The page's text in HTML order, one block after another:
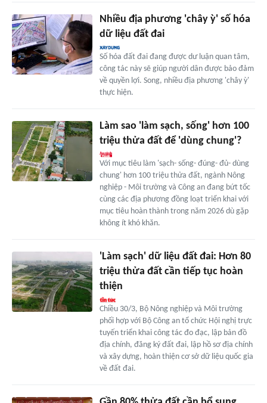
Nhiều địa phương 'chây ỳ' số hóa
dữ liệu đất đai
Số hóa đất đai đang được dư luận quan tâm,
công tác này sẽ giúp người dân được bảo đảm
về quyền lợi. Song, nhiều địa phương 'chây ỳ'
thực hiện.
Làm sao 'làm sạch, sống' hơn 100
triệu thửa đất để 'dùng chung'?
Với mục tiêu làm 'sạch- sống- đúng- đủ- dùng
chung' hơn 100 triệu thửa đất, ngành Nông
nghiệp - Môi trường và Công an đang bứt tốc
cùng các địa phương đồng loạt triển khai với
mục tiêu hoàn thành trong năm 2026 dù gặp
không ít khó khăn.
'Làm sạch' dữ liệu đất đai: Hơn 80
triệu thửa đất cần tiếp tục hoàn
thiện
Chiều 30/3, Bộ Nông nghiệp và Môi trường
phối hợp với Bộ Công an tổ chức Hội nghị trực
tuyến triển khai công tác đo đạc, lập bản đồ
địa chính, đăng ký đất đai, lập hồ sơ địa chính
và xây dựng, hoàn thiện cơ sở dữ liệu quốc gia
về đất đai.